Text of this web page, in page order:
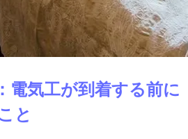
電気工が到着する前に
と